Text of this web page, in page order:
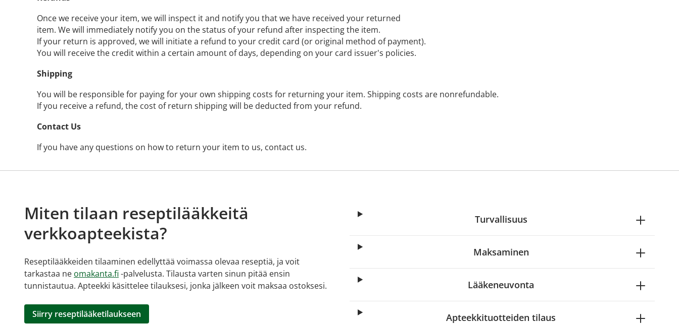
Once we receive your item, we will inspect it and notify you that we have received your returned
item. We will immediately notify you on the status of your refund after inspecting the item.
If your return is approved, we will initiate a refund to your credit card (or original method of payment).
You will receive the credit within a certain amount of days, depending on your card issuer's policies.
Shipping
You will be responsible for paying for your own shipping costs for returning your item. Shipping costs are non­refundable.
If you receive a refund, the cost of return shipping will be deducted from your refund.
Contact Us
If you have any questions on how to return your item to us, contact us.
Miten tilaan reseptilääkkeitä
verkkoapteekista?
Reseptilääkkeiden tilaaminen edellyttää voimassa olevaa reseptiä, ja voit
tarkastaa ne omakanta.fi -palvelusta. Tilausta varten sinun pitää ensin
tunnistautua. Apteekki käsittelee tilauksesi, jonka jälkeen voit maksaa ostoksesi.
Siirry reseptilääketilaukseen
Turvallisuus
Maksaminen
Lääkeneuvonta
Apteekkituotteiden tilaus